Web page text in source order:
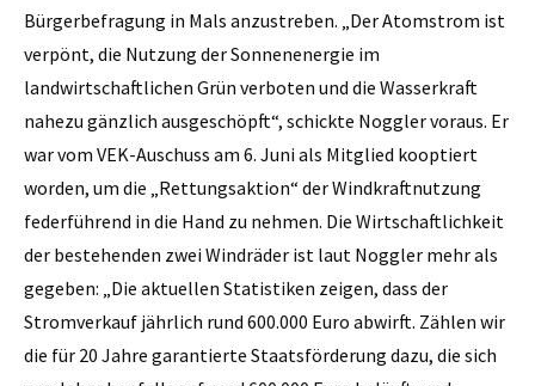
Bürgerbefragung in Mals anzustreben. „Der Atomstrom ist
verpönt, die Nutzung der Sonnenenergie im
landwirtschaftlichen Grün verboten und die Wasserkraft
nahezu gänzlich ausgeschöpft“, schickte Noggler ­voraus. Er
war vom VEK-Auschuss am 6. Juni als Mitglied kooptiert
worden, um die „Rettungsaktion“ der Windkraftnutzung
federführend in die Hand zu nehmen. Die Wirtschaftlichkeit
der bestehenden zwei Windräder ist laut Noggler mehr als
gegeben: „Die aktuellen Statistiken zeigen, dass der
Stromverkauf jährlich rund 600.000 Euro abwirft. Zählen wir
die für 20 Jahre garantierte Staatsförderung dazu, die sich